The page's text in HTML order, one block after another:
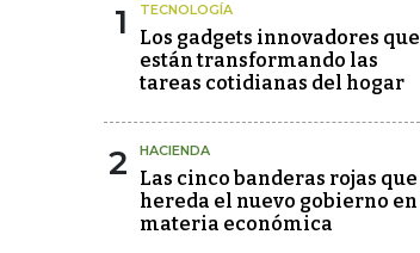
1 TECNOLOGÍA
Los gadgets innovadores que
están transformando las
tareas cotidianas del hogar
2 HACIENDA
Las cinco banderas rojas que
hereda el nuevo gobierno en
materia económica